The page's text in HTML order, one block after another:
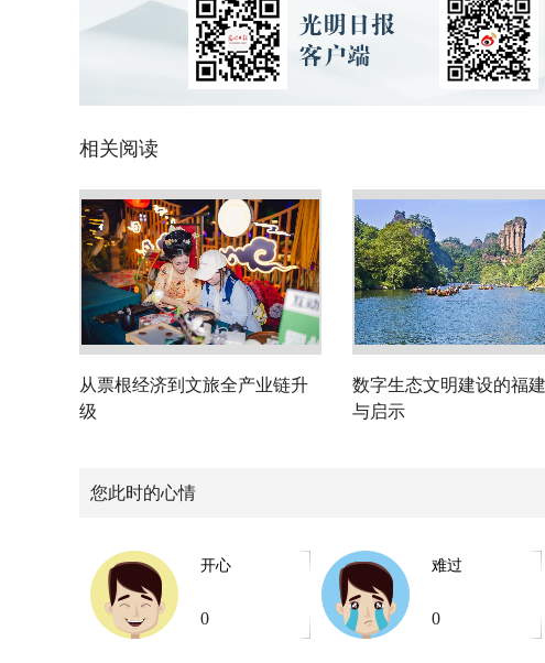
相关阅读
从票根经济到文旅全产业链升
级
数字生态文明建设的福
与启示
您此时的心情
开心
0
难过
0